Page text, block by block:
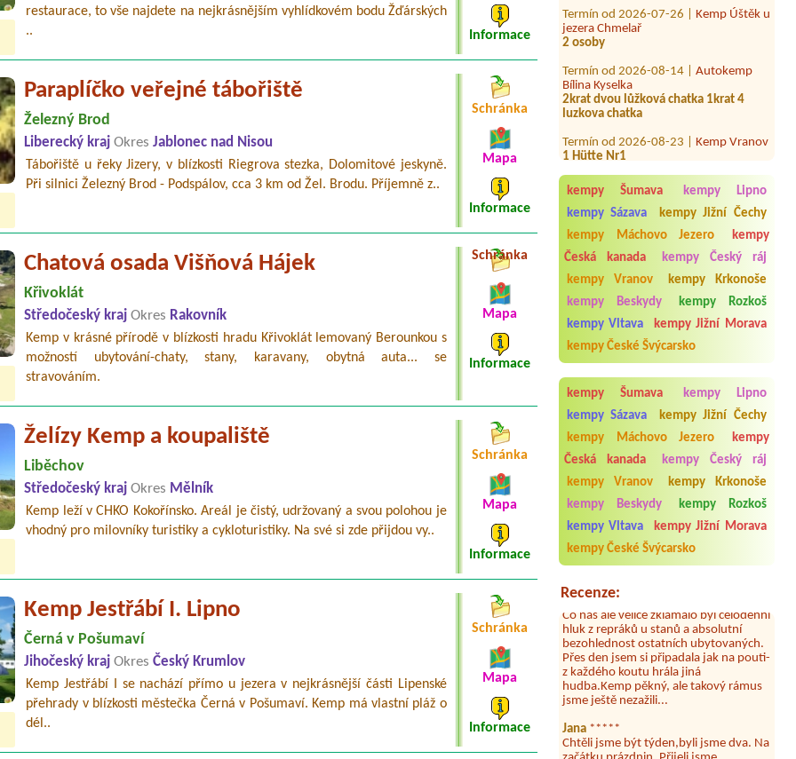
jezera Chmelař
2 osoby
Bílina Kyselka
2krat dvou lůžková chatka 1krat 4
luzkova chatka
1 Hütte Nr1
Dvoukomorový stan, dva dospělí, dítě
a pes
Termín od 2026-07-28 |Vranovská
pláž - Holiday park
1x 2L apartmán nebo pokoj pro 2
dospělé a 1 dítě 6let
Termín od 2026-08-13 |Camping U
Dvou Ořechů
Termín od 2026-08-07 |Kemp Úštěk u
jezera Chmelař
kempy Šumava
kempy Lipno
kempy Sázava
kempy Jižní Čechy
kempy Máchovo Jezero
kempy
Česká kanada
kempy Český ráj
kempy Vranov
kempy Krkonoše
kempy Beskydy
kempy Rozkoš
kempy Vltava
kempy Jižní Morava
kempy České Švýcarsko
kempy Šumava
kempy Lipno
kempy Sázava
kempy Jižní Čechy
kempy Máchovo Jezero
kempy
Česká kanada
kempy Český ráj
kempy Vranov
kempy Krkonoše
kempy Beskydy
kempy Rozkoš
kempy Vltava
kempy Jižní Morava
kempy České Švýcarsko
Recenze:
Aneta Melicharová
***
Byli jsme zde v týdnu od 25.7. do 1.8.
2026. Kemp jako takový je pěkný. V
umývárně i na WC bylo vždy čisto,
doplněný papír i utěrky, což při
množství návštěvníků není
samozřejmost. V kempu je obchod a
Co nás ale velice zklamalo byl celodenní
hluk z repráků u stanů a absolutní
bezohlednost ostatních ubytovaných.
Přes den jsem si připadala jak na pouti-
z každého koutu hrála jiná
hudba.Kemp pěkný, ale takový rámus
jsme ještě nezažili...
Chtěli jsme být týden,byli jsme dva. Na
začátku prázdnin. Přijeli jsme
karavanem. Klid pohoda socialky nové
restaurace, to vše najdete na nejkrásnějším vyhlídkovém bodu Žďárských
..
Informace
Paraplíčko veřejné tábořiště
Železný Brod
Liberecký krajOkres Jablonec nad Nisou
Tábořiště u řeky Jizery, v blízkosti Riegrova stezka, Dolomitové jeskyně.
Při silnici Železný Brod - Podspálov, cca 3 km od Žel. Brodu. Příjemně z..
Schránka
Mapa
Informace
Chatová osada Višňová Hájek
Křivoklát
Středočeský krajOkres Rakovník
Kemp v krásné přírodě v blízkosti hradu Křivoklát lemovaný Berounkou s
možností ubytování-chaty, stany, karavany, obytná auta... se
stravováním.
Schránka
Mapa
Informace
Želízy Kemp a koupaliště
Liběchov
Středočeský krajOkres Mělník
Kemp leží v CHKO Kokořínsko. Areál je čistý, udržovaný a svou polohou je
vhodný pro milovníky turistiky a cykloturistiky. Na své si zde přijdou vy..
Schránka
Mapa
Informace
Kemp Jestřábí I. Lipno
Černá v Pošumaví
Jihočeský krajOkres Český Krumlov
Kemp Jestřábí I se nachází přímo u jezera v nejkrásnější části Lipenské
přehrady v blízkosti městečka Černá v Pošumaví. Kemp má vlastní pláž o
dél..
Schránka
Mapa
Informace